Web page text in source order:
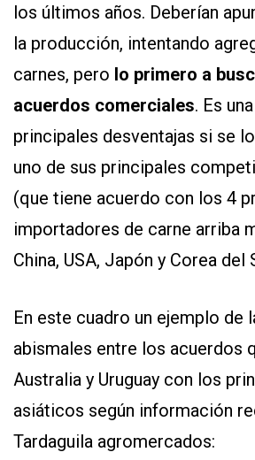
los últimos años. Deberían
la producción, intentando
carnes, pero lo primero a
acuerdos comerciales. Es
principales desventajas si se
uno de sus principales
(que tiene acuerdo con los 4
importadores de carne arriba
China, USA, Japón y Corea del
En este cuadro un ejemplo de
abismales entre los acuerdos
Australia y Uruguay con los
asiáticos según información
Tardaguila agromercados: